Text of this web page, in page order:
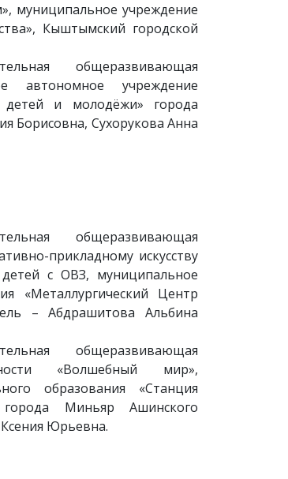
муниципальное учреждение
Кыштымский городской
общеразвивающая
автономное учреждение
детей и молодёжи» города
Борисовна, Сухорукова Анна
общеразвивающая
прикладному искусству
детей с ОВЗ, муниципальное
«Металлургический Центр
– Абдрашитова Альбина
общеразвивающая
«Волшебный мир»,
образования «Станция
Миньяр Ашинского
Юрьевна.